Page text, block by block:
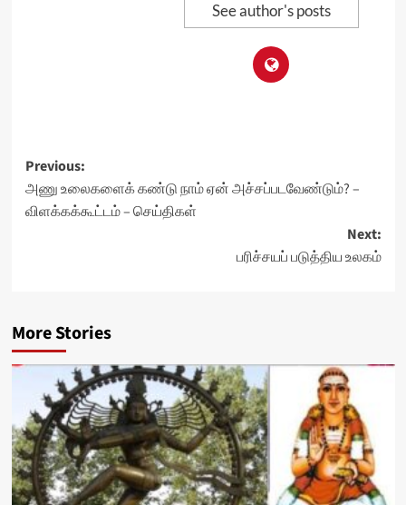
See author's posts
Post
navigation
Previous:
அணு உலைகளைக் கண்டு நாம் ஏன் அச்சப்படவேண்டும்? –
விளக்கக்கூட்டம் – செய்திகள்
Next:
பரிச்சயப் படுத்திய உலகம்
More Stories